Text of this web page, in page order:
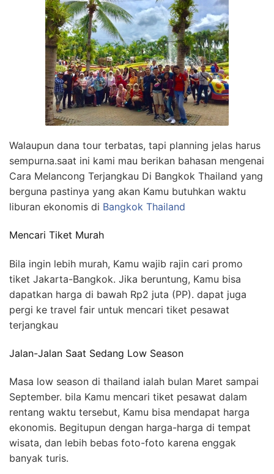
Walaupun dana tour terbatas, tapi planning jelas harus
sempurna.saat ini kami mau berikan bahasan mengenai
Cara Melancong Terjangkau Di Bangkok Thailand yang
berguna pastinya yang akan Kamu butuhkan waktu
liburan ekonomis di Bangkok Thailand
Mencari Tiket Murah
Bila ingin lebih murah, Kamu wajib rajin cari promo
tiket Jakarta-Bangkok. Jika beruntung, Kamu bisa
dapatkan harga di bawah Rp2 juta (PP). dapat juga
pergi ke travel fair untuk mencari tiket pesawat
terjangkau
Jalan-Jalan Saat Sedang Low Season
Masa low season di thailand ialah bulan Maret sampai
September. bila Kamu mencari tiket pesawat dalam
rentang waktu tersebut, Kamu bisa mendapat harga
ekonomis. Begitupun dengan harga-harga di tempat
wisata, dan lebih bebas foto-foto karena enggak
banyak turis.